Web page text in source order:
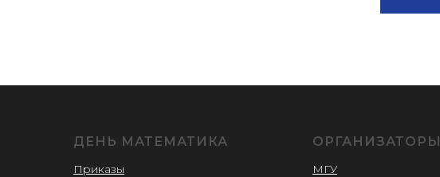
ДЕНЬ МАТЕМАТИКА
Приказы
ОРГАНИЗАТОРЫ
МГУ